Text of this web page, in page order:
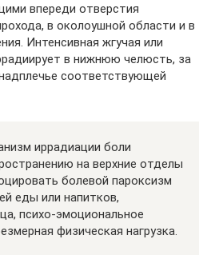
впереди отверстия
в околоушной области и в
Интенсивная жгучая или
в нижнюю челюсть, за
соответствующей
иррадиации боли
на верхние отделы
болевой пароксизм
еды или напитков,
психо-эмоциональное
физическая нагрузка.